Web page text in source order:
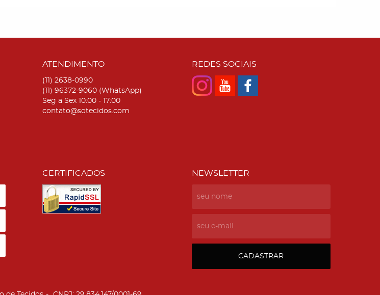
ATENDIMENTO
(11) 2638-0990
(11) 96372-9060 (WhatsApp)
Seg a Sex 10:00 - 17:00
contato@sotecidos.com
REDES SOCIAIS
CERTIFICADOS NEWSLETTER
CADASTRAR